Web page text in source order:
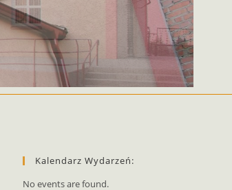
Kalendarz Wydarzeń:
No events are found.